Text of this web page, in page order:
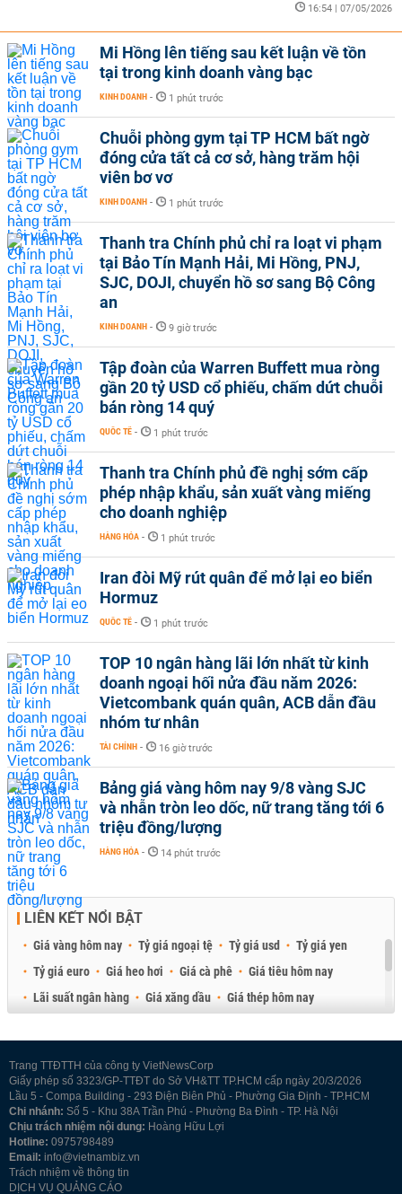
16:54 | 07/05/2026
Mi Hồng lên tiếng sau kết luận về tồn
tại trong kinh doanh vàng bạc
KINH DOANH - 1 phút trước
Chuỗi phòng gym tại TP HCM bất ngờ
đóng cửa tất cả cơ sở, hàng trăm hội
viên bơ vơ
KINH DOANH - 1 phút trước
Thanh tra Chính phủ chỉ ra loạt vi phạm
tại Bảo Tín Mạnh Hải, Mi Hồng, PNJ,
SJC, DOJI, chuyển hồ sơ sang Bộ Công
an
KINH DOANH - 9 giờ trước
Tập đoàn của Warren Buffett mua ròng
gần 20 tỷ USD cổ phiếu, chấm dứt chuỗi
bán ròng 14 quý
QUỐC TẾ - 1 phút trước
Thanh tra Chính phủ đề nghị sớm cấp
phép nhập khẩu, sản xuất vàng miếng
cho doanh nghiệp
HÀNG HÓA - 1 phút trước
Iran đòi Mỹ rút quân để mở lại eo biển
Hormuz
QUỐC TẾ - 1 phút trước
TOP 10 ngân hàng lãi lớn nhất từ kinh
doanh ngoại hối nửa đầu năm 2026:
Vietcombank quán quân, ACB dẫn đầu
nhóm tư nhân
TÀI CHÍNH - 16 giờ trước
Bảng giá vàng hôm nay 9/8 vàng SJC
và nhẫn tròn leo dốc, nữ trang tăng tới 6
triệu đồng/lượng
HÀNG HÓA - 14 phút trước
LIÊN KẾT NỔI BẬT
Giá vàng hôm nay Tỷ giá ngoại tệ Tỷ giá usd
Tỷ giá yen
Tỷ giá euro
Giá heo hơi Giá cà phê
Giá tiêu hôm nay
Lãi suất ngân hàng
Giá xăng dầu
Giá thép hôm nay
Trang TTĐTTH của công ty VietNewsCorp
Giấy phép số 3323/GP-TTĐT do Sở VH&TT TP.HCM cấp ngày 20/3/2026
Lầu 5 - Compa Building - 293 Điện Biên Phủ - Phường Gia Định - TP.HCM
Chi nhánh: Số 5 - Khu 38A Trần Phú - Phường Ba Đình - TP. Hà Nội
Chịu trách nhiệm nội dung: Hoàng Hữu Lợi
Hotline: 0975798489
Email: info@vietnambiz.vn
Trách nhiệm về thông tin
DỊCH VỤ QUẢNG CÁO